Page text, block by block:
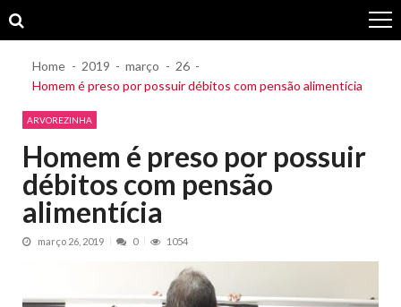
to
to
Home 2019 março
26
Homem é preso por possuir débitos com pensão alimentícia
ARVOREZINHA
Homem é preso por possuir
débitos com pensão
alimentícia
março 26, 2019 0 1054